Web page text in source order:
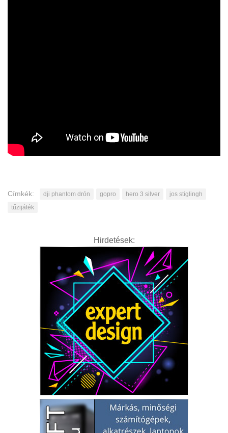
Címkék: dji phantom drón gopro hero 3 silver
jos stiglingh
tűzijáték
Hirdetések: